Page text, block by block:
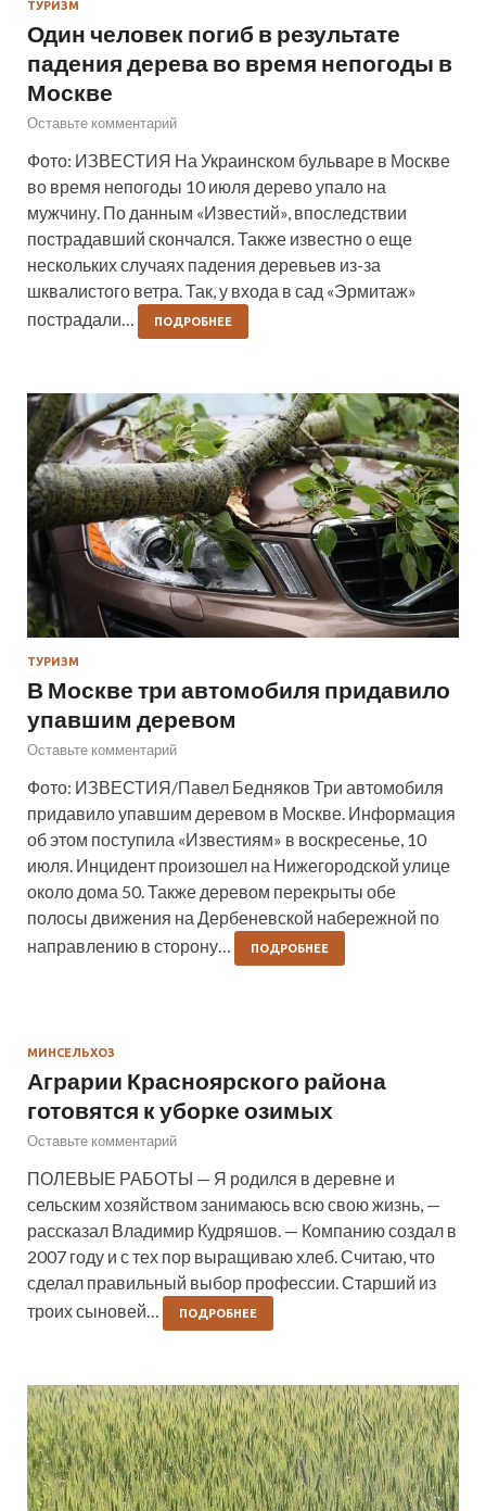
ТУРИЗМ
Один человек погиб в результате
падения дерева во время непогоды в
Москве
Оставьте комментарий
Фото: ИЗВЕСТИЯ На Украинском бульваре в Москве
во время непогоды 10 июля дерево упало на
мужчину. По данным «Известий», впоследствии
пострадавший скончался. Также известно о еще
нескольких случаях падения деревьев из-за
шквалистого ветра. Так, у входа в сад «Эрмитаж»
пострадали…
ПОДРОБНЕЕ
ТУРИЗМ
В Москве три автомобиля придавило
упавшим деревом
Оставьте комментарий
Фото: ИЗВЕСТИЯ/Павел Бедняков Три автомобиля
придавило упавшим деревом в Москве. Информация
об этом поступила «Известиям» в воскресенье, 10
июля. Инцидент произошел на Нижегородской улице
около дома 50. Также деревом перекрыты обе
полосы движения на Дербеневской набережной по
направлению в сторону…
ПОДРОБНЕЕ
МИНСЕЛЬХОЗ
Аграрии Красноярского района
готовятся к уборке озимых
Оставьте комментарий
ПОЛЕВЫЕ РАБОТЫ — Я родился в деревне и
сельским хозяйством занимаюсь всю свою жизнь, —
рассказал Владимир Кудряшов. — Компанию создал в
2007 году и с тех пор выращиваю хлеб. Считаю, что
сделал правильный выбор профессии. Старший из
троих сыновей…
ПОДРОБНЕЕ